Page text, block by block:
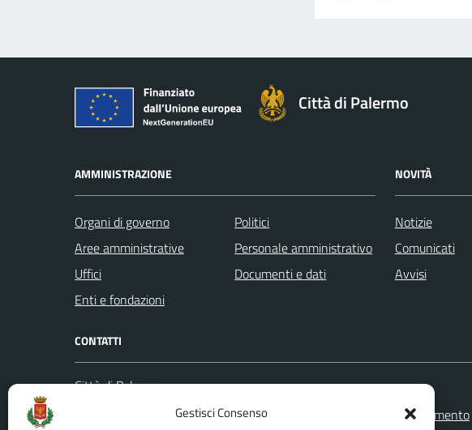
Gestisci Consenso
Città di Palermo
AMMINISTRAZIONE
Organi di governo
Aree amministrative
Uffici
Enti e fondazioni
Politici
Personale amministrativo
Documenti e dati
NOVITÀ
Notizie
Comunicati
Avvisi
CONTATTI
Città di Palermo
Codice fiscale / P. IVA:80016350821
Leggi le FAQ
Prenotazione appuntamento